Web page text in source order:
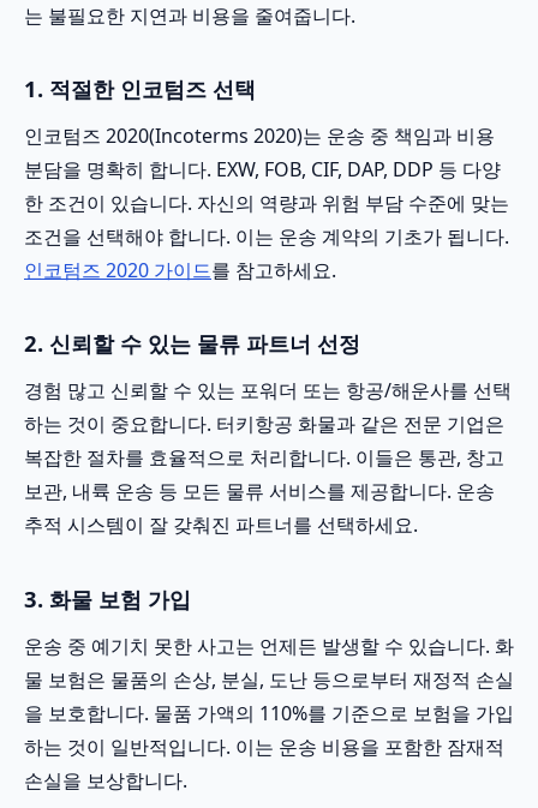
는 불필요한 지연과 비용을 줄여줍니다.
1. 적절한 인코텀즈 선택
인코텀즈 2020(Incoterms 2020)는 운송 중 책임과 비용
분담을 명확히 합니다. EXW, FOB, CIF, DAP, DDP 등 다양
한 조건이 있습니다. 자신의 역량과 위험 부담 수준에 맞는
조건을 선택해야 합니다. 이는 운송 계약의 기초가 됩니다.
인코텀즈 2020 가이드를 참고하세요.
2. 신뢰할 수 있는 물류 파트너 선정
경험 많고 신뢰할 수 있는 포워더 또는 항공/해운사를 선택
하는 것이 중요합니다. 터키항공 화물과 같은 전문 기업은
복잡한 절차를 효율적으로 처리합니다. 이들은 통관, 창고
보관, 내륙 운송 등 모든 물류 서비스를 제공합니다. 운송
추적 시스템이 잘 갖춰진 파트너를 선택하세요.
3. 화물 보험 가입
운송 중 예기치 못한 사고는 언제든 발생할 수 있습니다. 화
물 보험은 물품의 손상, 분실, 도난 등으로부터 재정적 손실
을 보호합니다. 물품 가액의 110%를 기준으로 보험을 가입
하는 것이 일반적입니다. 이는 운송 비용을 포함한 잠재적
손실을 보상합니다.